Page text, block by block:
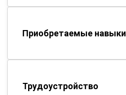
Приобретаемые навыки
Трудоустройство